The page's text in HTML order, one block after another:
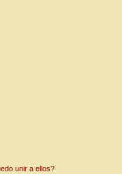
unir a ellos?